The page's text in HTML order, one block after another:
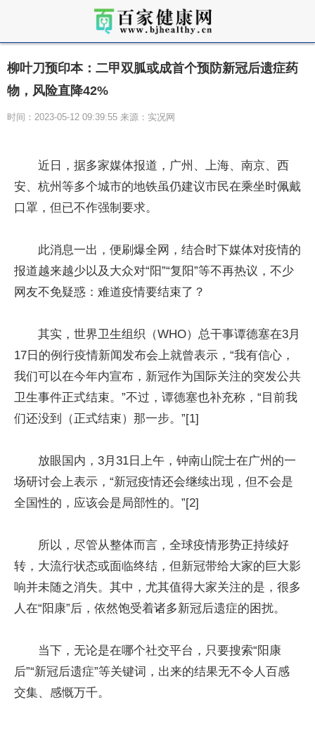
柳叶刀预印本：二甲双胍或成首个预防新冠后遗症药
物，风险直降42%
时间：2023-05-12 09:39:55 来源：实况网
近日，据多家媒体报道，广州、上海、南京、西
安、杭州等多个城市的地铁虽仍建议市民在乘坐时佩戴
口罩，但已不作强制要求。
此消息一出，便刷爆全网，结合时下媒体对疫情的
报道越来越少以及大众对“阳”“复阳”等不再热议，不少
网友不免疑惑：难道疫情要结束了？
其实，世界卫生组织（WHO）总干事谭德塞在3月
17日的例行疫情新闻发布会上就曾表示，“我有信心，
我们可以在今年内宣布，新冠作为国际关注的突发公共
卫生事件正式结束。”不过，谭德塞也补充称，“目前我
们还没到（正式结束）那一步。”[1]
放眼国内，3月31日上午，钟南山院士在广州的一
场研讨会上表示，“新冠疫情还会继续出现，但不会是
全国性的，应该会是局部性的。”[2]
所以，尽管从整体而言，全球疫情形势正持续好
转，大流行状态或面临终结，但新冠带给大家的巨大影
响并未随之消失。其中，尤其值得大家关注的是，很多
人在“阳康”后，依然饱受着诸多新冠后遗症的困扰。
当下，无论是在哪个社交平台，只要搜索“阳康
后”“新冠后遗症”等关键词，出来的结果无不令人百感
交集、感慨万千。